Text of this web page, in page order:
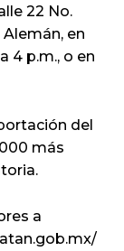
22 No.
en
4 p.m., o en
del
más
a